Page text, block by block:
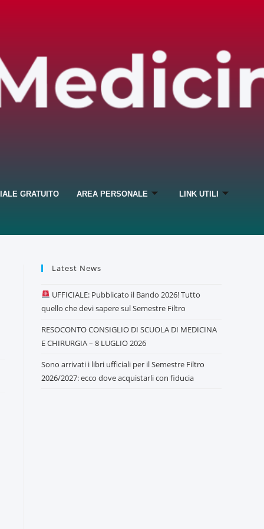
GRATUITO AREA PERSONALE LINK UTILI
Latest News
UFFICIALE: Pubblicato il Bando 2026! Tutto
quello che devi sapere sul Semestre Filtro
RESOCONTO CONSIGLIO DI SCUOLA DI MEDICINA
E CHIRURGIA – 8 LUGLIO 2026
Sono arrivati i libri ufficiali per il Semestre Filtro
2026/2027: ecco dove acquistarli con fiducia